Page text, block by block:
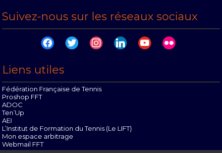
Suivez-nous sur les réseaux sociaux
facebooktwitter instagramlinkedinyoutubeflickr
Liens utiles
Fédération Française de Tennis
Proshop FFT
ADOC
Ten’Up
AEI
L’Institut de Formation du Tennis (Le LIFT)
Mon espace arbitrage
Webmail FFT